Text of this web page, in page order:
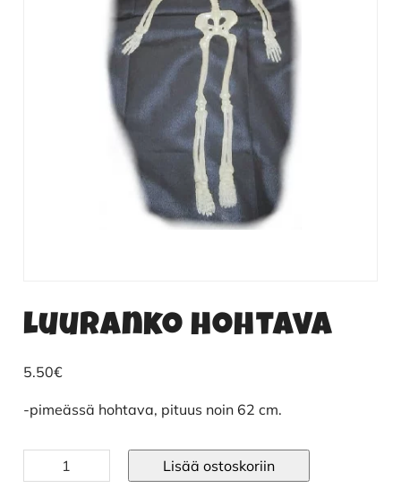
Luuranko hohtava
5.50€
-pimeässä hohtava, pituus noin 62 cm.
Luuranko
hohtava
Lisää ostoskoriin